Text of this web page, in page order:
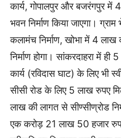
कार्य, गोपालपुर और बजरंगपुर में
भवन निर्माण किया जाएगा।
कलामंच निर्माण, खोभा में 4
निर्माण होगा। सांकरदाहरा में
कार्य (रविदास घाट) के लिए भी
सीसी रोड के लिए 5 लाख रुपए
लाख की लागत से सीण्सीण्रोड
एक करोड़ 21 लाख 50 हजार